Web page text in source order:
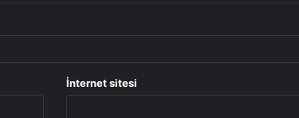
İnternet sitesi